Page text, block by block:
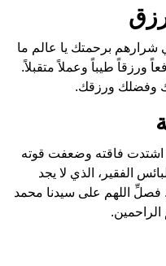
شرارهم برحمتك يا عالم ما
ورزقاً طيباً وعملاً متقبلاً.
وفضلك ورزقك.
اشتدت فاقته وضعفت قوته
الفقير، الذي لا يجد
فصلِّ اللهم على سيدنا محمد